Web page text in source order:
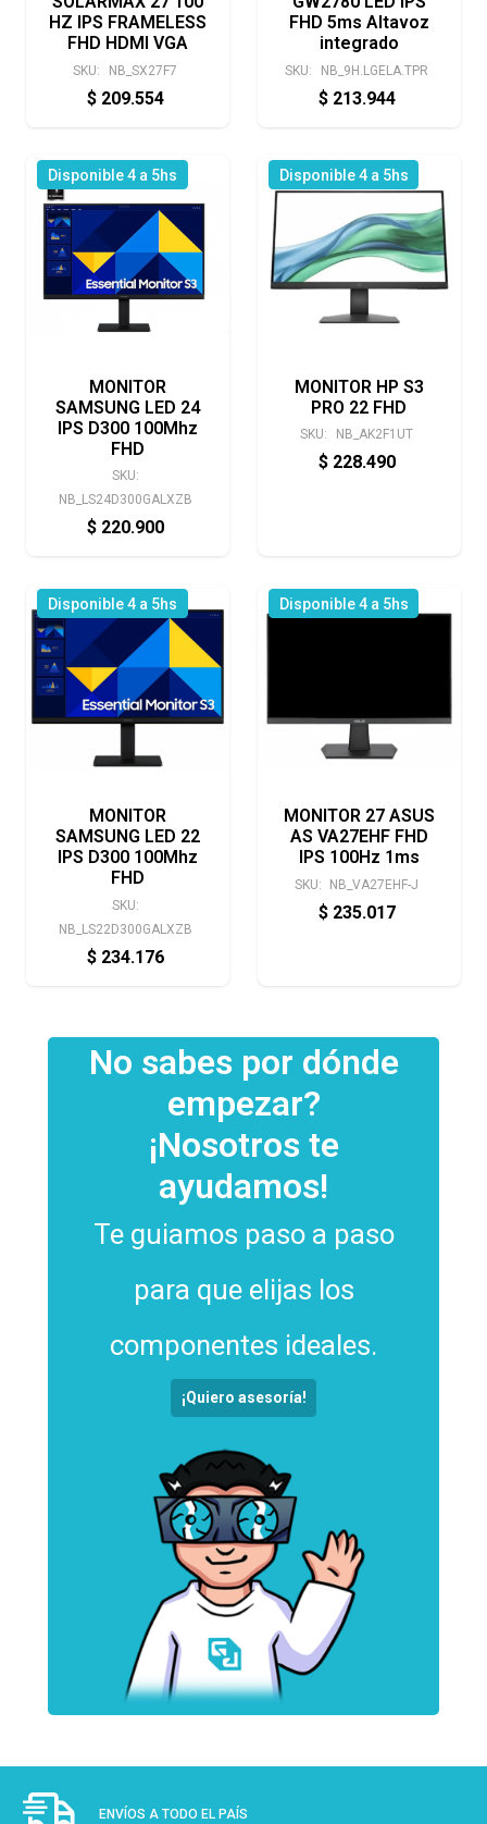
HZ IPS FRAMELESS
FHD HDMI VGA
SKU: NB_SX27F7
$ 209.554
FHD 5ms Altavoz
integrado
SKU: NB_9H.LGELA.TPR
$ 213.944
Disponible 4 a 5hs
MONITOR
SAMSUNG LED 24
IPS D300 100Mhz
FHD
SKU:
NB_LS24D300GALXZB
$ 220.900
Disponible 4 a 5hs
MONITOR HP S3
PRO 22 FHD
SKU: NB_AK2F1UT
$ 228.490
Disponible 4 a 5hs
MONITOR
SAMSUNG LED 22
IPS D300 100Mhz
FHD
SKU:
NB_LS22D300GALXZB
$ 234.176
Disponible 4 a 5hs
MONITOR 27 ASUS
AS VA27EHF FHD
IPS 100Hz 1ms
SKU: NB_VA27EHF-J
$ 235.017
No sabes por dónde
empezar?
¡Nosotros te
ayudamos!
Te guiamos paso a paso
para que elijas los
componentes ideales.
¡Quiero asesoría!
ENVÍOS A TODO EL PAÍS